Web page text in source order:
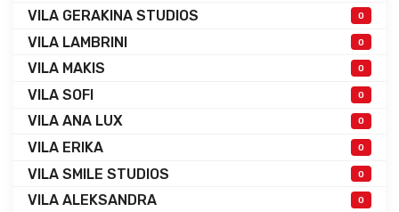
VILA GERAKINA STUDIOS 0
VILA LAMBRINI 0
VILA MAKIS 0
VILA SOFI 0
VILA ANA LUX 0
VILA ERIKA 0
VILA SMILE STUDIOS 0
VILA ALEKSANDRA 0